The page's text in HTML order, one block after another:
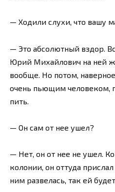
— Ходили слухи, что вашу
— Это абсолютный вздор.
Юрий Михайлович на ней
вообще. Но потом,
очень пьющим человеком,
пить.
— Он сам от нее ушел?
— Нет, он от нее не ушел.
колонии, он оттуда
ним развелась, так ей